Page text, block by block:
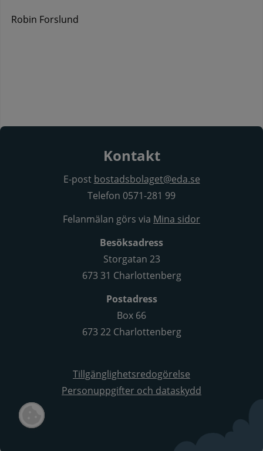
Robin Forslund
Kontakt
E-post bostadsbolaget@eda.se
Telefon 0571-281 99
Felanmälan görs via Mina sidor
Besöksadress
Storgatan 23
673 31 Charlottenberg
Postadress
Box 66
673 22 Charlottenberg
Tillgänglighetsredogörelse
Personuppgifter och dataskydd